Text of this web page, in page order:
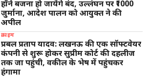
हॉर्न बजना हो जायेंगे बंद, उल्लंघन पर ₹1000
जुर्माना, आदेश पालन को आयुक्त ने की
अपील
क्राइम
प्रबल प्रताप यादव: लखनऊ की एक सॉफ्टवेयर
कंपनी से शुरू होकर सुप्रीम कोर्ट की दहलीज
तक जा पहुंची, वकील के भेष में पहुंचकर
हंगामा